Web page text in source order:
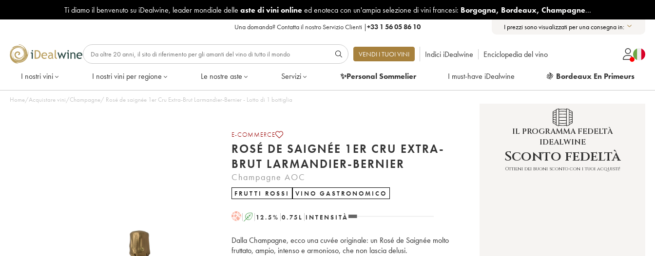
Ti diamo il benvenuto su iDealwine, leader mondiale delle aste di vini onlineed enoteca con un'ampia selezione di vini francesi: Borgogna, Bordeaux, Champagne...
Una domanda?Contatta il nostro Servizio Clienti |+33 1 56 05 86 10 I prezzi sono visualizzati per una consegna in:
VENDI I TUOI VINI Indici iDealwine Enciclopedia del vino
I nostri vini I nostri vini per regione Le nostre aste Servizi ✨Personal Sommelier I must-have iDealwine 🍇 Bordeaux En Primeurs
Home/Acquistare vini/Champagne/ Rosé de saignée 1er Cru Extra-Brut Larmandier-Bernier - Lotto di 1 bottiglia
E-COMMERCE
ROSÉ DE SAIGNÉE 1ER CRU EXTRA-
BRUT LARMANDIER-BERNIER
Champagne AOC
FRUTTI ROSSI VINO GASTRONOMICO
H A 12.5% 0.75 L INTENSITÀ
Dalla Champagne, ecco una cuvée originale: un Rosé de Saignée molto
fruttato, ampio, intenso e armonioso, che non lascia delusi.
IL PROGRAMMA FEDELTÀ
IDEALWINE
Sconto fedeltà
Ottieni dei buoni sconto con i tuoi acquisti!